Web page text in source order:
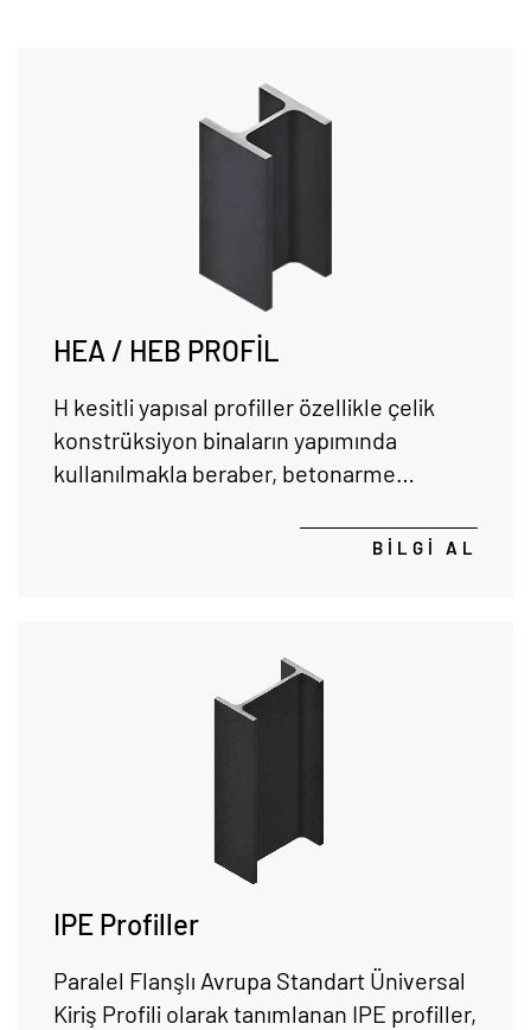
HEA / HEB PROFİL
H kesitli yapısal profiller özellikle çelik
konstrüksiyon binaların yapımında
kullanılmakla beraber, betonarme
BİLGİ AL
IPE Profiller
Paralel Flanşlı Avrupa Standart Üniversal
Kiriş Profili olarak tanımlanan IPE profiller,